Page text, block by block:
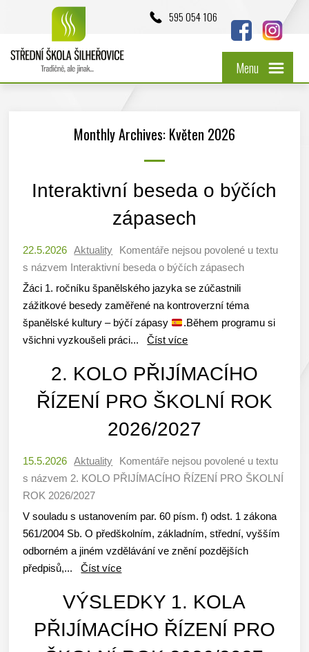
595 054 106
Menu
Monthly Archives: Květen 2026
Interaktivní beseda o býčích
zápasech
22.5.2026 Aktuality Komentáře nejsou povolené u textu
s názvem Interaktivní beseda o býčích zápasech
Žáci 1. ročníku španělského jazyka se zúčastnili
zážitkové besedy zaměřené na kontroverzní téma
španělské kultury – býčí zápasy
.Během programu si
všichni vyzkoušeli práci...Číst více
2. KOLO PŘIJÍMACÍHO
ŘÍZENÍ PRO ŠKOLNÍ ROK
2026/2027
15.5.2026 Aktuality Komentáře nejsou povolené u textu
s názvem 2. KOLO PŘIJÍMACÍHO ŘÍZENÍ PRO ŠKOLNÍ
ROK 2026/2027
V souladu s ustanovením par. 60 písm. f) odst. 1 zákona
561/2004 Sb. O předškolním, základním, střední, vyšším
odborném a jiném vzdělávání ve znění pozdějších
předpisů,...Číst více
VÝSLEDKY 1. KOLA
PŘIJÍMACÍHO ŘÍZENÍ PRO